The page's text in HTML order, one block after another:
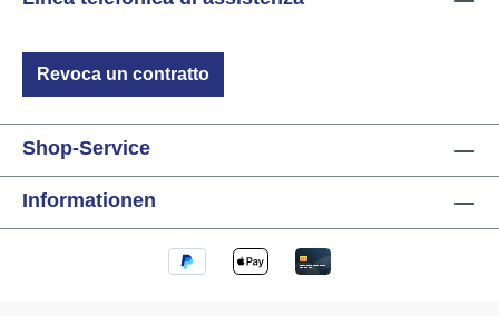
Revoca un contratto
Shop-Service
Informationen